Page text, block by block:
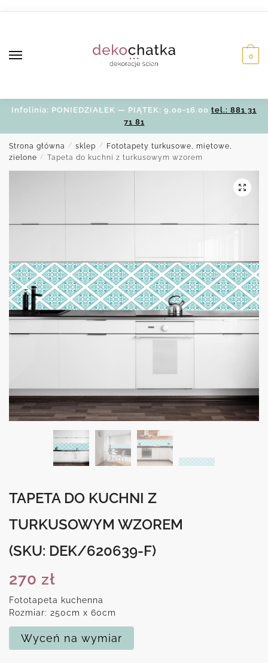
0
Infolinia: PONIEDZIAŁEK — PIĄTEK: 9.00-16.00 tel.: 881 31
71 81
Strona główna / sklep /
Fototapety turkusowe, miętowe,
zielone
/ Tapeta do kuchni z turkusowym wzorem
TAPETA DO KUCHNI Z
TURKUSOWYM WZOREM
(SKU: DEK/620639-F)
270 zł
Fototapeta kuchenna
Rozmiar: 250cm x 60cm
Wyceń na wymiar